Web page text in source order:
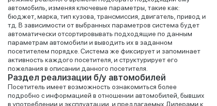
автомобиль, изменяя ключевые параметры, такие как:
бюджет, марка, тип кузова, трансмиссия, двигатель, привод и
тд. В зависимости от выбранных параметров система будет
автоматически отсортировывать подходящие по данным
параметрам автомобили и выводить их в заданном
посетителем порядке. Система же фиксирует и запоминает
активность каждого посетителя, и структурирует его
пожелания в описании данного посетителя.
Раздел реализации б/у автомобилей
Посетитель имеет возможность ознакомиться более
подробно с информацией в отношении автомобилей, бывших
в употреблении и эксплуатации, и предлагаемых Дилерами к